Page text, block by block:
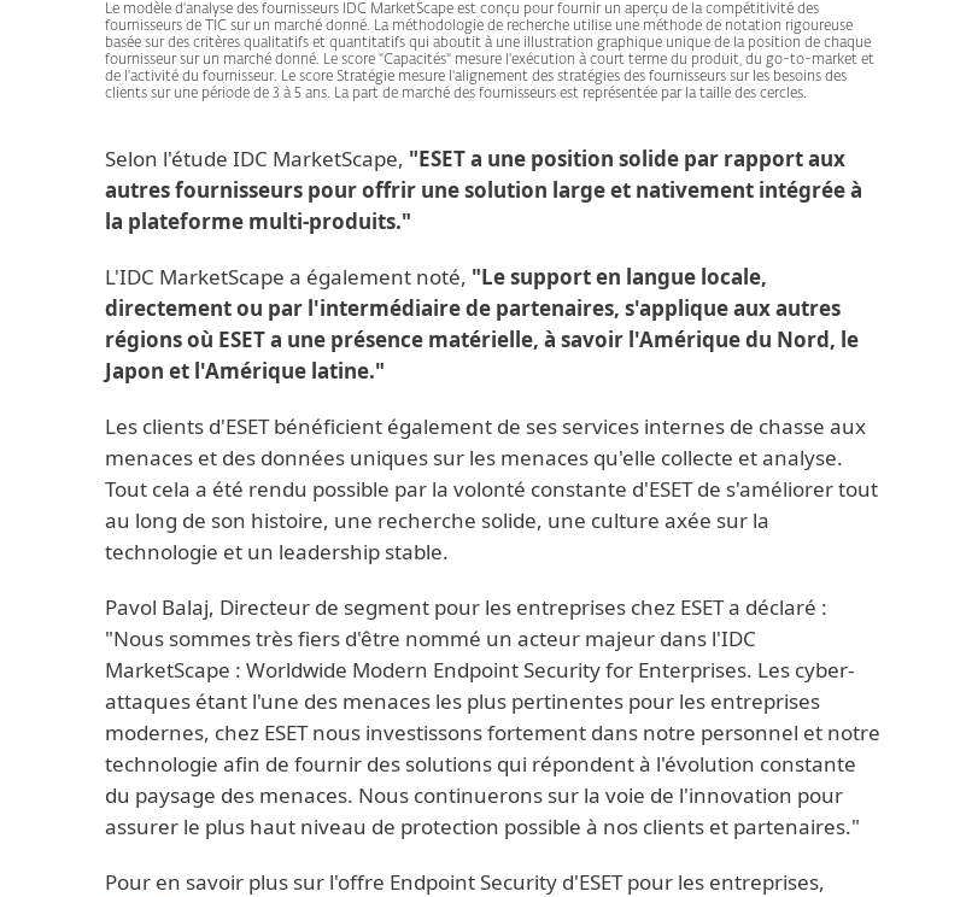
Le modèle d'analyse des fournisseurs IDC MarketScape est conçu pour fournir un aperçu de la compétitivité des
fournisseurs de TIC sur un marché donné. La méthodologie de recherche utilise une méthode de notation rigoureuse
basée sur des critères qualitatifs et quantitatifs qui aboutit à une illustration graphique unique de la position de chaque
fournisseur sur un marché donné. Le score "Capacités" mesure l'exécution à court terme du produit, du go-to-market et
de l'activité du fournisseur. Le score Stratégie mesure l'alignement des stratégies des fournisseurs sur les besoins des
clients sur une période de 3 à 5 ans. La part de marché des fournisseurs est représentée par la taille des cercles.
Selon l'étude IDC MarketScape, "ESET a une position solide par rapport aux
autres fournisseurs pour offrir une solution large et nativement intégrée à
la plateforme multi-produits."
L'IDC MarketScape a également noté, "Le support en langue locale,
directement ou par l'intermédiaire de partenaires, s'applique aux autres
régions où ESET a une présence matérielle, à savoir l'Amérique du Nord, le
Japon et l'Amérique latine."
Les clients d'ESET bénéficient également de ses services internes de chasse aux
menaces et des données uniques sur les menaces qu'elle collecte et analyse.
Tout cela a été rendu possible par la volonté constante d'ESET de s'améliorer tout
au long de son histoire, une recherche solide, une culture axée sur la
technologie et un leadership stable.
Pavol Balaj, Directeur de segment pour les entreprises chez ESET a déclaré :
"Nous sommes très fiers d'être nommé un acteur majeur dans l'IDC
MarketScape : Worldwide Modern Endpoint Security for Enterprises. Les cyber-
attaques étant l'une des menaces les plus pertinentes pour les entreprises
modernes, chez ESET nous investissons fortement dans notre personnel et notre
technologie afin de fournir des solutions qui répondent à l'évolution constante
du paysage des menaces. Nous continuerons sur la voie de l'innovation pour
assurer le plus haut niveau de protection possible à nos clients et partenaires."
Pour en savoir plus sur l'offre Endpoint Security d'ESET pour les entreprises,